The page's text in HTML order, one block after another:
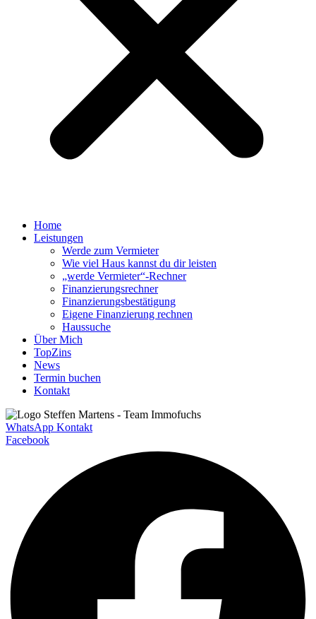
Home
Leistungen
Werde zum Vermieter
Wie viel Haus kannst du dir leisten
„werde Vermieter“-Rechner
Finanzierungsrechner
Finanzierungsbestätigung
Eigene Finanzierung rechnen
Haussuche
Über Mich
TopZins
News
Termin buchen
Kontakt
WhatsApp Kontakt
Facebook